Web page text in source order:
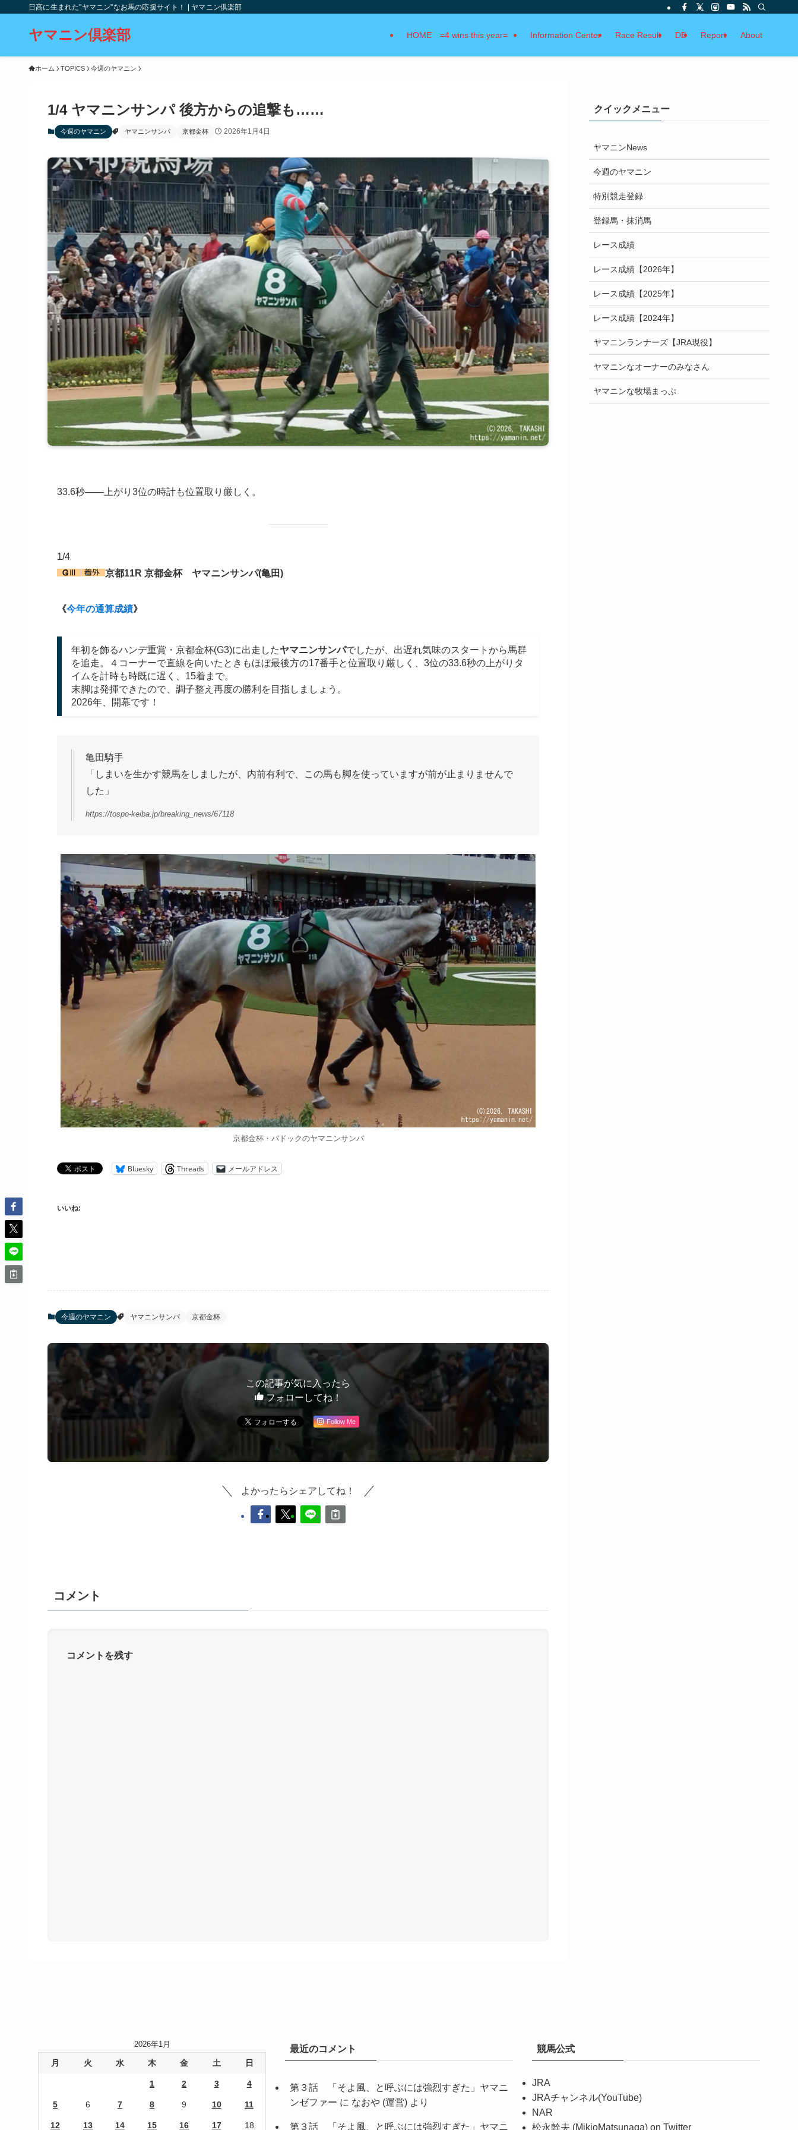
日高に生まれた"ヤマニン"なお馬の応援サイト！ | ヤマニン倶楽部
ヤマニン倶楽部 HOME =4 wins this year= Information Center Race Result DB Report About
ホーム TOPICS 今週のヤマニン
1/4 ヤマニンサンパ 後方からの追撃も……
今週のヤマニン ヤマニンサンパ 京都金杯 2026年1月4日
33.6秒――上がり3位の時計も位置取り厳しく。
1/4
京都11R 京都金杯 ヤマニンサンパ(亀田)
《今年の通算成績》
年初を飾るハンデ重賞・京都金杯(G3)に出走したヤマニンサンパでしたが、出遅れ気味のスタートから馬群
を追走。４コーナーで直線を向いたときもほぼ最後方の17番手と位置取り厳しく、3位の33.6秒の上がりタ
イムを計時も時既に遅く、15着まで。
末脚は発揮できたので、調子整え再度の勝利を目指しましょう。
2026年、開幕です！
亀田騎手
「しまいを生かす競馬をしましたが、内前有利で、この馬も脚を使っていますが前が止まりませんで
した」
https://tospo-keiba.jp/breaking_news/67118
京都金杯・パドックのヤマニンサンパ
Bluesky Threads メールアドレス
いいね:
今週のヤマニン ヤマニンサンパ 京都金杯
この記事が気に入ったら
フォローしてね！
Follow Me
よかったらシェアしてね！
コメント
コメントを残す
クイックメニュー
ヤマニンNews
今週のヤマニン
特別競走登録
登録馬・抹消馬
レース成績
レース成績【2026年】
レース成績【2025年】
レース成績【2024年】
ヤマニンランナーズ【JRA現役】
ヤマニンなオーナーのみなさん
ヤマニンな牧場まっぷ
2026年1月
月 火 水 木 金 土 日
1 2 3 4
5 6 7 8 9 10 11
12 13 14 15 16 17 18
最近のコメント
第３話 「そよ風、と呼ぶには強烈すぎた」ヤマニ
ンゼファー に なおや (運営) より
第３話 「そよ風、と呼ぶには強烈すぎた」ヤマニ
競馬公式
JRA
JRAチャンネル(YouTube)
NAR
松永幹夫 (MikioMatsunaga) on Twitter